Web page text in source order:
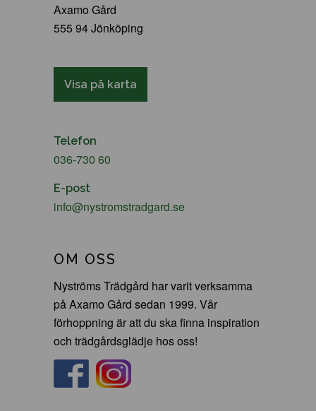
Axamo Gård
555 94 Jönköping
Visa på karta
Telefon
036-730 60
E-post
info@nystromstradgard.se
OM OSS
Nyströms Trädgård har varit verksamma
på Axamo Gård sedan 1999. Vår
förhoppning är att du ska finna inspiration
och trädgårdsglädje hos oss!